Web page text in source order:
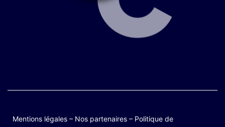
Mentions légales – Nos partenaires – Politique de